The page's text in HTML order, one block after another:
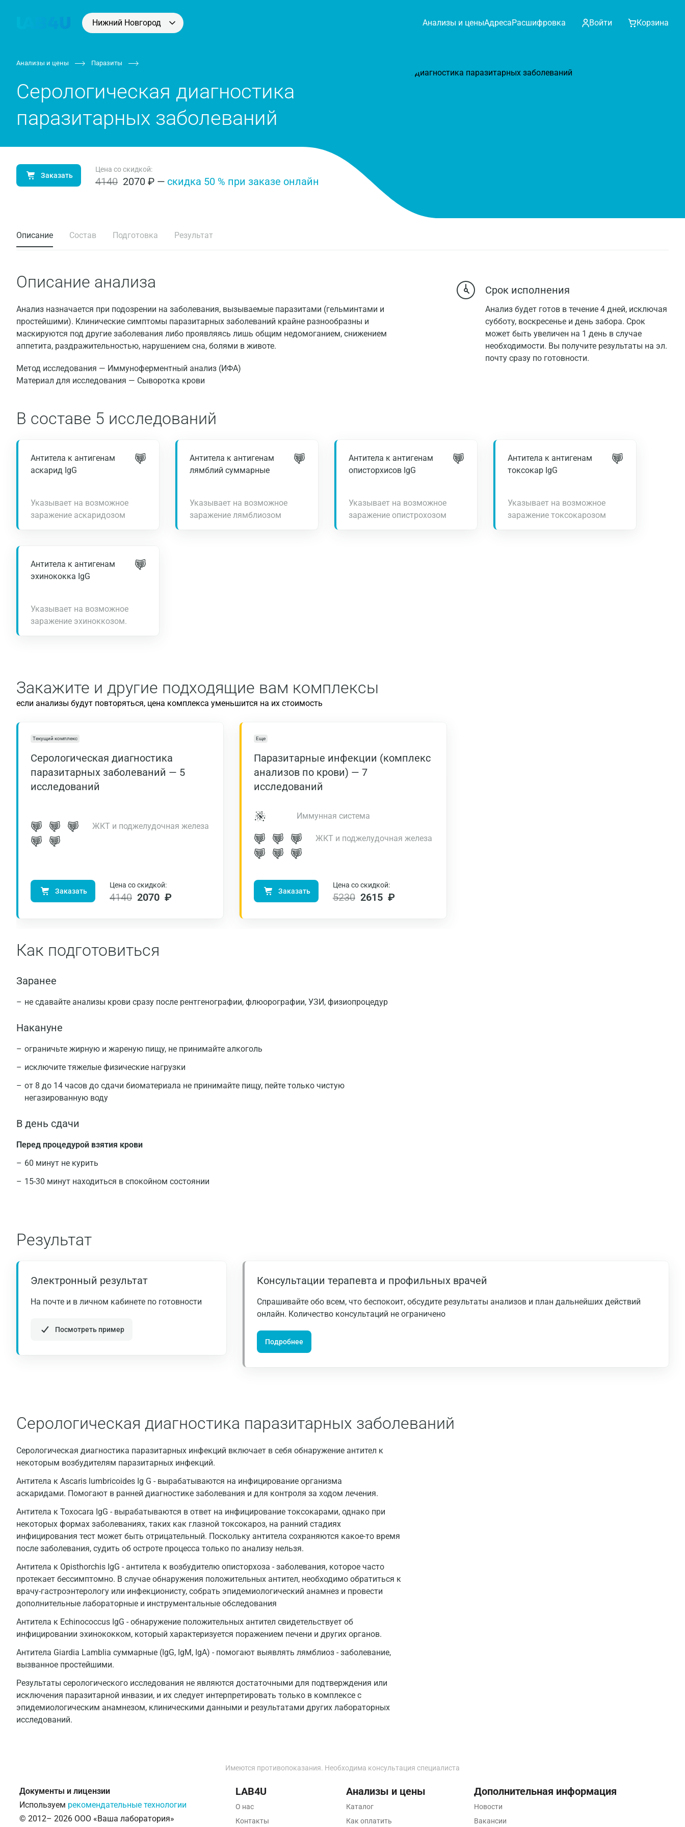
Нижний Новгород Анализы и ценыАдресаРасшифровка Войти Корзина
Анализы и цены Паразиты
Серологическая диагностика
паразитарных заболеваний
Заказать
Цена со скидкой:
4140 2070 ₽ — cкидка 50 % при заказе онлайн
Описание Состав Подготовка Результат
Описание анализа
Анализ назначается при подозрении на заболевания, вызываемые паразитами (гельминтами и
простейшими). Клинические симптомы паразитарных заболеваний крайне разнообразны и
маскируются под другие заболевания либо проявляясь лишь общим недомоганием, снижением
аппетита, раздражительностью, нарушением сна, болями в животе.
Метод исследования — Иммуноферментный анализ (ИФА)
Материал для исследования — Сыворотка крови
Срок исполнения
Анализ будет готов в течение 4 дней, исключая
субботу, воскресенье и день забора. Срок
может быть увеличен на 1 день в случае
необходимости. Вы получите результаты на эл.
почту сразу по готовности.
В составе 5 исследований
Антитела к антигенам
аскарид IgG
Указывает на возможное
заражение аскаридозом
Антитела к антигенам
лямблий суммарные
Указывает на возможное
заражение лямблиозом
Антитела к антигенам
описторхисов IgG
Указывает на возможное
заражение опистрохозом
Антитела к антигенам
токсокар IgG
Указывает на возможное
заражение токсокарозом
Антитела к антигенам
эхинококка IgG
Указывает на возможное
заражение эхиноккозом.
Закажите и другие подходящие вам комплексы
если анализы будут повторяться, цена комплекса уменьшится на их стоимость
Текущий комплекс
Серологическая диагностика
паразитарных заболеваний — 5
исследований
ЖКТ и поджелудочная железа
Заказать
Цена со скидкой:
4140 2070 ₽
Еще
Паразитарные инфекции (комплекс
анализов по крови) — 7
исследований
Иммунная система
ЖКТ и поджелудочная железа
Заказать
Цена со скидкой:
5230 2615 ₽
Как подготовиться
Заранее
не сдавайте анализы крови сразу после рентгенографии, флюорографии, УЗИ, физиопроцедур
Накануне
ограничьте жирную и жареную пищу, не принимайте алкоголь
исключите тяжелые физические нагрузки
от 8 до 14 часов до сдачи биоматериала не принимайте пищу, пейте только чистую
негазированную воду
В день сдачи
Перед процедурой взятия крови
60 минут не курить
15-30 минут находиться в спокойном состоянии
Результат
Электронный результат
На почте и в личном кабинете по готовности
Посмотреть пример
Консультации терапевта и профильных врачей
Спрашивайте обо всем, что беспокоит, обсудите результаты анализов и план дальнейших действий
онлайн. Количество консультаций не ограничено
Подробнее
Серологическая диагностика паразитарных заболеваний
Серологическая диагностика паразитарных инфекций включает в себя обнаружение антител к
некоторым возбудителям паразитарных инфекций.
Антитела к Ascaris lumbricoides Ig G - вырабатываются на инфицирование организма
аскаридами. Помогают в ранней диагностике заболевания и для контроля за ходом лечения.
Антитела к Toxocara IgG - вырабатываются в ответ на инфицирование токсокарами, однако при
некоторых формах заболеваниях, таких как глазной токсокароз, на ранний стадиях
инфицирования тест может быть отрицательный. Поскольку антитела сохраняются какое-то время
после заболевания, судить об остроте процесса только по анализу нельзя.
Антитела к Opisthorchis IgG - антитела к возбудителю описторхоза - заболевания, которое часто
протекает бессимптомно. В случае обнаружения положительных антител, необходимо обратиться к
врачу-гастроэнтерологу или инфекционисту, собрать эпидемиологический анамнез и провести
дополнительные лабораторные и инструментальные обследования
Антитела к Echinococcus IgG - обнаружение положительных антител свидетельствует об
инфицировании эхинококком, который характеризуется поражением печени и других органов.
Антитела Giardia Lamblia суммарные (IgG, IgM, IgA) - помогают выявлять лямблиоз - заболевание,
вызванное простейшими.
Результаты серологического исследования не являются достаточными для подтверждения или
исключения паразитарной инвазии, и их следует интерпретировать только в комплексе с
эпидемиологическим анамнезом, клиническими данными и результатами других лабораторных
исследований.
Альметьевск
Армавир
Балашиха
Всеволожск
Гатчина
Голубое
Долгопрудный
Жуковский
Зеленоград
Ивантеевка
Ижевск
Истра
Йошкар-Ола
Кемерово
Ковров
Краснодар
Имеются противопоказания. Необходима консультация специалиста
Документы и лицензии
Используем рекомендательные технологии
© 2012– 2026 ООО «Ваша лаборатория»
LAB4U
О нас
Контакты
Анализы и цены
Каталог
Как оплатить
Дополнительная информация
Новости
Вакансии